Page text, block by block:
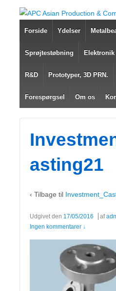
Forside Ydelser
Sprøjtestøbning Elektronik
R&D Prototyper, 3D PRN.
Forespørgsel Om os
asting21
‹ Tilbage til
Udgivet den 17/05/2016 af
Ingen kommentarer ↓